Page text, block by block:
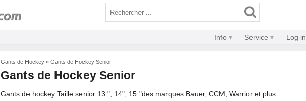
Info Service Log in
Gants de Hockey » Gants de Hockey Senior
Gants de Hockey Senior
Gants de hockey Taille senior 13 ", 14", 15 "des marques Bauer, CCM, Warrior et plus